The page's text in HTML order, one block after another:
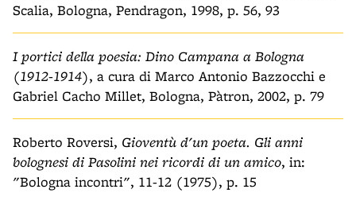
Scalia, Bologna, Pendragon, 1998, p. 56, 93
I portici della poesia: Dino Campana a Bologna
(1912-1914), a cura di Marco Antonio Bazzocchi e
Gabriel Cacho Millet, Bologna, Pàtron, 2002, p. 79
Roberto Roversi, Gioventù d'un poeta. Gli anni
bolognesi di Pasolini nei ricordi di un amico, in:
"Bologna incontri", 11-12 (1975), p. 15